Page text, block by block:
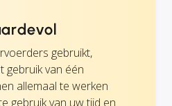
gebruikt,
gebruik van één
allemaal te werken
gebruik van uw tijd en